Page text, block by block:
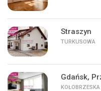
Straszyn
TURKUSOWA
Gdańsk,